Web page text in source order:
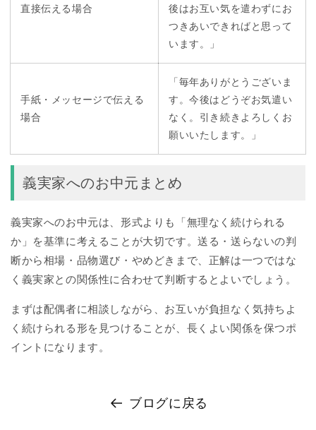
直接伝える場合
後はお互い気を遣わずにお
つきあいできればと思って
います。」
手紙・メッセージで伝える
場合
「毎年ありがとうございま
す。今後はどうぞお気遣い
なく。引き続きよろしくお
願いいたします。」
義実家へのお中元まとめ
義実家へのお中元は、形式よりも「無理なく続けられる
か」を基準に考えることが大切です。送る・送らないの判
断から相場・品物選び・やめどきまで、正解は一つではな
く義実家との関係性に合わせて判断するとよいでしょう。
まずは配偶者に相談しながら、お互いが負担なく気持ちよ
く続けられる形を見つけることが、長くよい関係を保つポ
イントになります。
ブログに戻る